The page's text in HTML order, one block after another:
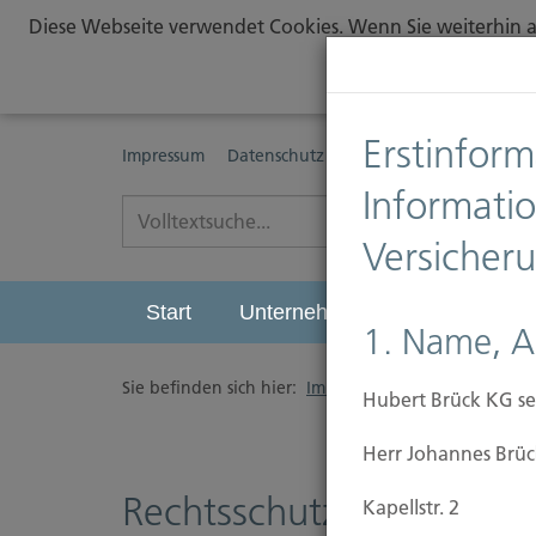
Diese Webseite verwendet Cookies. Wenn Sie
Impressum Datenschutz Erstinformationspflichten
Start Unternehmen
Sie befinden sich hier: Immobilien Versicherung
Rechtsschutzversicherung
1. Name,
Hubert Brück KG
Herr Johannes
Kapellstr. 2